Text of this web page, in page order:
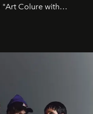
Colure with